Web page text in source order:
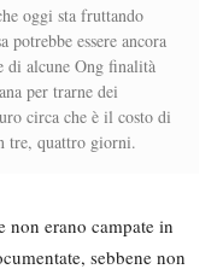
oggi sta fruttando
potrebbe essere ancora
di alcune Ong finalità
per trarne dei
circa che è il costo di
tre, quattro giorni.
erano campate in
sebbene non